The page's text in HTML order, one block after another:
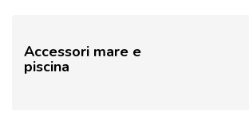
Accessori mare e
piscina